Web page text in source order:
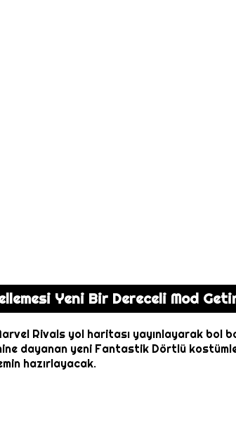
Yeni Bir Dereceli Mod
Rivals yol haritası yayınlayarak
dayanan yeni Fantastik Dörtlü
hazırlayacak.